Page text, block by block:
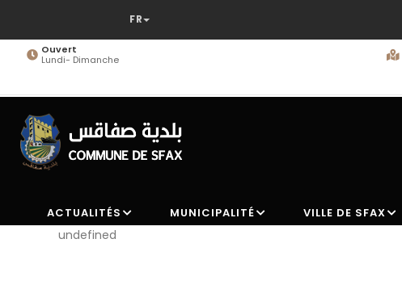
contenuOuvert
Lundi- Dimanche
ACTUALITÉS MUNICIPALITÉ VILLE DE SFAX
undefined